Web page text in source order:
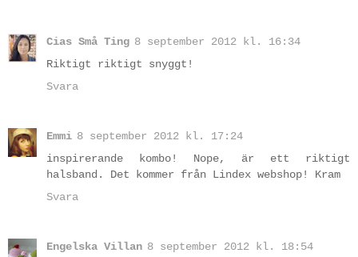
Cias Små Ting 8 september 2012 kl. 16:34
Riktigt riktigt snyggt!
Svara
Emmi 8 september 2012 kl. 17:24
inspirerande kombo! Nope, är ett riktigt
halsband. Det kommer från Lindex webshop! Kram
Svara
Engelska Villan 8 september 2012 kl. 18:54